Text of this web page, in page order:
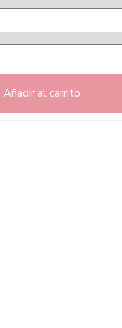
Añadir al carrito